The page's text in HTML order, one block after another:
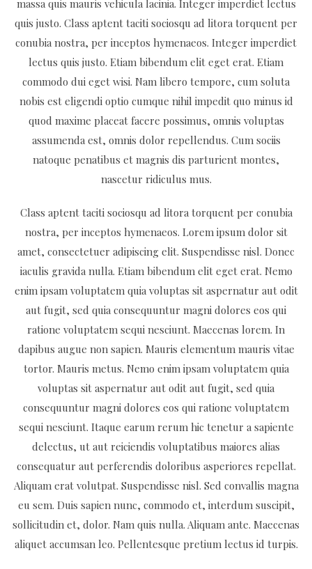
massa quis mauris vehicula lacinia. Integer imperdiet lectus
quis justo. Class aptent taciti sociosqu ad litora torquent per
conubia nostra, per inceptos hymenaeos. Integer imperdiet
lectus quis justo. Etiam bibendum elit eget erat. Etiam
commodo dui eget wisi. Nam libero tempore, cum soluta
nobis est eligendi optio cumque nihil impedit quo minus id
quod maxime placeat facere possimus, omnis voluptas
assumenda est, omnis dolor repellendus. Cum sociis
natoque penatibus et magnis dis parturient montes,
nascetur ridiculus mus.
Class aptent taciti sociosqu ad litora torquent per conubia
nostra, per inceptos hymenaeos. Lorem ipsum dolor sit
amet, consectetuer adipiscing elit. Suspendisse nisl. Donec
iaculis gravida nulla. Etiam bibendum elit eget erat. Nemo
enim ipsam voluptatem quia voluptas sit aspernatur aut odit
aut fugit, sed quia consequuntur magni dolores eos qui
ratione voluptatem sequi nesciunt. Maecenas lorem. In
dapibus augue non sapien. Mauris elementum mauris vitae
tortor. Mauris metus. Nemo enim ipsam voluptatem quia
voluptas sit aspernatur aut odit aut fugit, sed quia
consequuntur magni dolores eos qui ratione voluptatem
sequi nesciunt. Itaque earum rerum hic tenetur a sapiente
delectus, ut aut reiciendis voluptatibus maiores alias
consequatur aut perferendis doloribus asperiores repellat.
Aliquam erat volutpat. Suspendisse nisl. Sed convallis magna
eu sem. Duis sapien nunc, commodo et, interdum suscipit,
sollicitudin et, dolor. Nam quis nulla. Aliquam ante. Maecenas
aliquet accumsan leo. Pellentesque pretium lectus id turpis.